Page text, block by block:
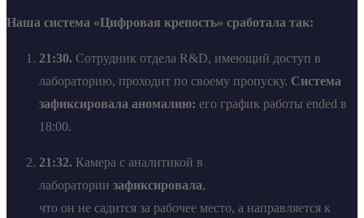
Наша система «Цифровая крепость» сработала так:
21:30. Сотрудник отдела R&D, имеющий доступ в
лабораторию, проходит по своему пропуску. Система
зафиксировала аномалию: его график работы ended в
18:00.
21:32. Камера с аналитикой в
лаборатории зафиксировала,
что он не садится за рабочее место, а направляется к